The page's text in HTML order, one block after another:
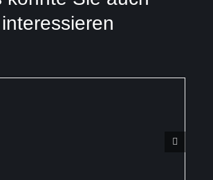
interessieren